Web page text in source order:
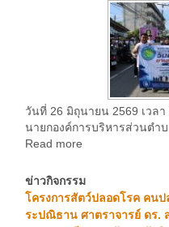
วันที่ 26 มิถุนายน 2569 เวล
นายกองค์การบริหารส่วนตำบ
Read more
ข่าวกิจกรรม
โครงการสัตว์ปลอดโรค คน
ระปณิธาน ศาตราจารย์ ดร.